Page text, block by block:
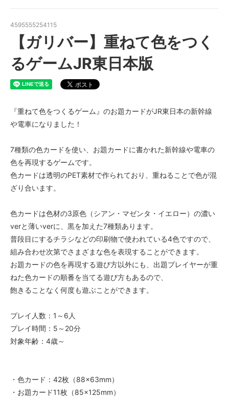
4595555254115
【ガリバー】重ねて色をつく
るゲームJR東日本版
『重ねて色をつくるゲーム』のお題カードがJR東日本の新幹線
や電車になりました！
7種類の色カードを使い、お題カードに書かれた新幹線や電車の
色を再現するゲームです。
色カードは透明のPET素材で作られており、重ねることで色が混
ざり合います。
色カードは色材の3原色（シアン・マゼンタ・イエロー）の濃い
verと薄いverに、黒を加えた7種類あります。
普段目にするチラシなどの印刷物で使われている4色ですので、
組み合わせ次第でさまざまな色を表現することができます。
お題カードの色を再現する遊び方以外にも、出題プレイヤーが重
ねた色カードの順番を当てる遊び方もあるので、
飽きることなく何度も遊ぶことができます。
プレイ人数：1～6人
プレイ時間：5～20分
対象年齢：4歳～
・色カード：42枚（88×63mm）
・お題カード11枚（85×125mm）